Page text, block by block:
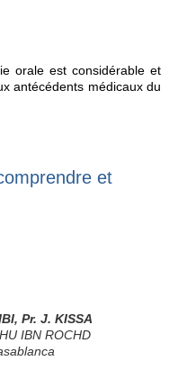
orale est considérable et
antécédents médicaux du
et
Pr. J. KISSA
IBN ROCHD